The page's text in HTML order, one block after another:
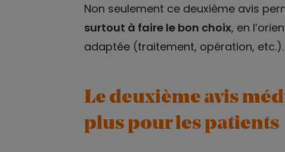
Non seulement ce deuxième avis
surtout à faire le bon choix, en
adaptée (traitement, opération, etc.).
Le deuxième avis
plus pour les patients